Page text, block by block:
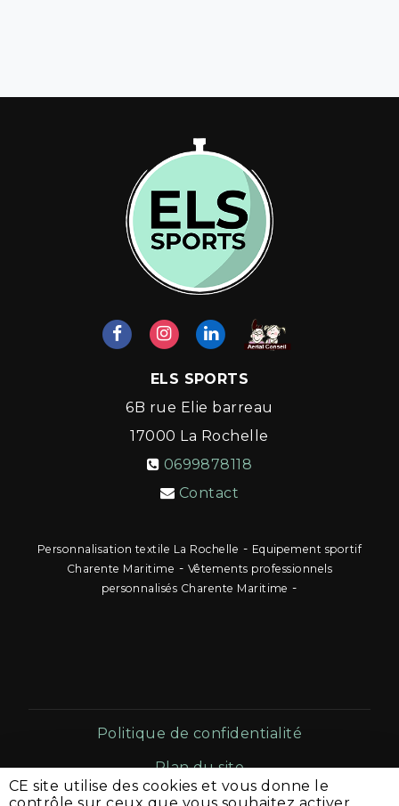
CE site utilise des cookies et vous donne le
ELS SPORTS
6B rue Elie barreau
17000 La Rochelle
0699878118
Contact
Personnalisation textile La Rochelle - Equipement sportif
Charente Maritime - Vêtements professionnels
personnalisés Charente Maritime -
Politique de confidentialité
Plan du site
Mentions légales